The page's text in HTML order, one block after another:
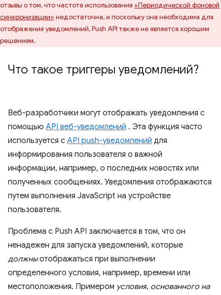
отзывы о том, что частота использования «Периодической фоновой
синхронизации» недостаточна, и поскольку она необходима для
отображения уведомлений, Push API также не является хорошим
решением.
Что такое триггеры уведомлений?
Веб-разработчики могут отображать уведомления с
помощью API веб-уведомлений . Эта функция часто
используется с API push-уведомлений для
информирования пользователя о важной
информации, например, о последних новостях или
полученных сообщениях. Уведомления отображаются
путем выполнения JavaScript на устройстве
пользователя.
Проблема с Push API заключается в том, что он
ненадежен для запуска уведомлений, которые
должныотображаться при выполнении
определенного условия, например, времени или
местоположения. Примером условия, основанного на